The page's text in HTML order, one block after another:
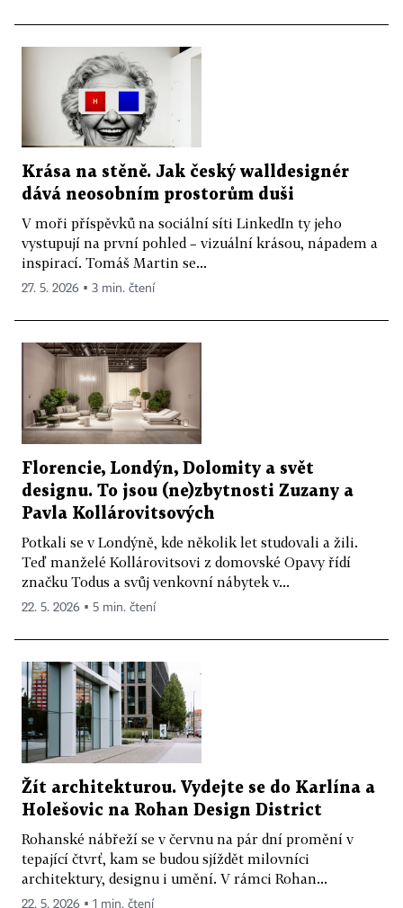
Krása na stěně. Jak český walldesignér
dává neosobním prostorům duši
V moři příspěvků na sociální síti LinkedIn ty jeho
vystupují na první pohled – vizuální krásou, nápadem a
inspirací. Tomáš Martin se...
27. 5. 2026 ▪ 3 min. čtení
Florencie, Londýn, Dolomity a svět
designu. To jsou (ne)zbytnosti Zuzany a
Pavla Kollárovitsových
Potkali se v Londýně, kde několik let studovali a žili.
Teď manželé Kollárovitsovi z domovské Opavy řídí
značku Todus a svůj venkovní nábytek v...
22. 5. 2026 ▪ 5 min. čtení
Žít architekturou. Vydejte se do Karlína a
Holešovic na Rohan Design District
Rohanské nábřeží se v červnu na pár dní promění v
tepající čtvrť, kam se budou sjíždět milovníci
architektury, designu i umění. V rámci Rohan...
22. 5. 2026 ▪ 1 min. čtení